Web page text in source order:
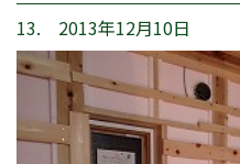
13. 2013年12月10日